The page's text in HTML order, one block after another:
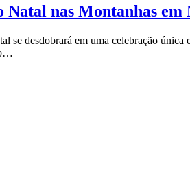
Natal nas Montanhas em
se desdobrará em uma celebração